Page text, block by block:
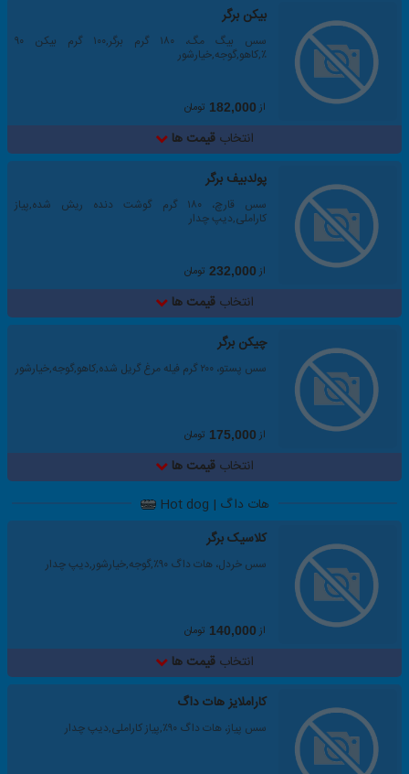
بیکن برگر
سس بیگ مگ، ۱۸۰ گرم برگر,۱۰۰ گرم بیکن ۹۰
٪,کاهو,گوجه,خیارشور
از182,000 تومان
انتخاب قیمت ها
پولدبیف برگر
سس قارچ، ۱۸۰ گرم گوشت دنده ریش شده,پیاز
کاراملی,دیپ چدار
از232,000 تومان
انتخاب قیمت ها
چیکن برگر
سس پستو، ۲۰۰ گرم فیله مرغ گریل شده,کاهو,گوجه,خیارشور
از175,000 تومان
انتخاب قیمت ها
هات داگ | Hot dog
کلاسیک برگر
سس خردل، هات داگ ۹۰٪,گوجه,خیارشور,دیپ چدار
از140,000 تومان
انتخاب قیمت ها
کاراملایز هات داگ
سس پیاز، هات داگ ۹۰٪,پیاز کاراملی,دیپ چدار